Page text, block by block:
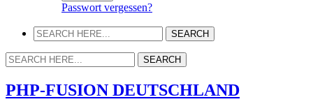
Passwort vergessen?
PHP-FUSION DEUTSCHLAND